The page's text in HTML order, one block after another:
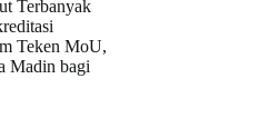
Terbanyak
Teken MoU,
Madin bagi